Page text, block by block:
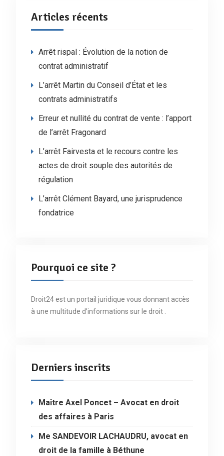
Articles récents
Arrêt rispal : Évolution de la notion de
contrat administratif
L’arrêt Martin du Conseil d’État et les
contrats administratifs
Erreur et nullité du contrat de vente : l’apport
de l’arrêt Fragonard
L’arrêt Fairvesta et le recours contre les
actes de droit souple des autorités de
régulation
L’arrêt Clément Bayard, une jurisprudence
fondatrice
Pourquoi ce site ?
Droit24 est un portail juridique vous donnant accès
à une multitude d’informations sur le droit .
Derniers inscrits
Maître Axel Poncet – Avocat en droit
des affaires à Paris
Me SANDEVOIR LACHAUDRU, avocat en
droit de la famille à Béthune